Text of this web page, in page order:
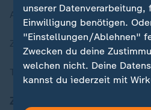
Aktuelle Sendungs-Videos
ZDFheute Stories
Themen im Überblick
unserer Datenverarbeitung,
Einwilligung benötigen.
"Einstellungen/Ablehnen"
Zwecken du deine
welchen nicht. Deine
kannst du jederzeit mit